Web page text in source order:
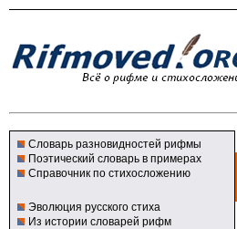
Словарь разновидностей рифмы
Поэтический словарь в примерах
Справочник по стихосложению
Эволюция русского стиха
Из истории словарей рифм